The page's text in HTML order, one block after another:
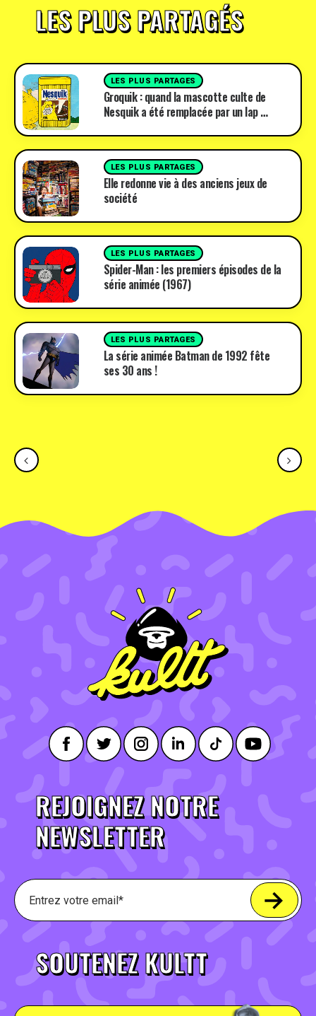
LES PLUS PARTAGÉS
LES PLUS PARTAGES
Groquik : quand la mascotte culte de
Nesquik a été remplacée par un lap …
LES PLUS PARTAGES
Elle redonne vie à des anciens jeux de
société
LES PLUS PARTAGES
Spider-Man : les premiers épisodes de la
série animée (1967)
LES PLUS PARTAGES
La série animée Batman de 1992 fête
ses 30 ans !
REJOIGNEZ NOTRE
NEWSLETTER
SOUTENEZ KULTT